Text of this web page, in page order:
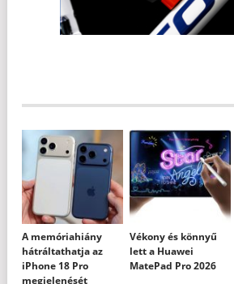
A memóriahiány
hátráltathatja az
iPhone 18 Pro
megjelenését
Vékony és könnyű
lett a Huawei
MatePad Pro 2026